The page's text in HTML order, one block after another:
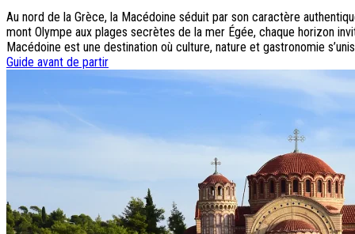
Un circuit au charme slovène
Notre offre irrésistible : circuit Douce Andalousie
Voyage en petit groupe au Parthénope
Destinations
Croatie
Au nord de la Grèce, la Macédoine séduit par son caractère
mont Olympe aux plages secrètes de la mer Égée, chaque horizon
Macédoine est une destination où culture, nature et gastronomie
Guide avant de partir